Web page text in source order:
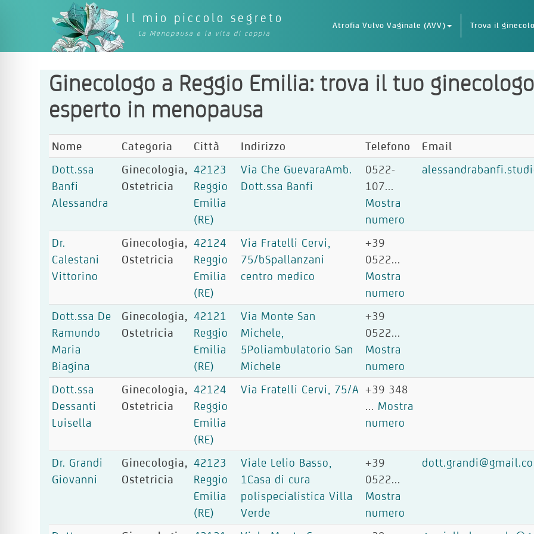
Il mio piccolo segreto
La Menopausa e la vita di coppia
Atrofia Vulvo Vaginale (AVV) Trova il
Ginecologo a Reggio Emilia: trova il tuo
esperto in menopausa
Nome Categoria Città Indirizzo Telefono
Email
Dott.ssa
Banfi
Alessandra
Ginecologia,
Ostetricia
42123
Reggio
Emilia
(RE)
Via Che GuevaraAmb.
Dott.ssa Banfi
0522-
107...
Mostra
numero
Dr.
Calestani
Vittorino
Ginecologia,
Ostetricia
42124
Reggio
Emilia
(RE)
Via Fratelli Cervi,
75/bSpallanzani
centro medico
+39
0522...
Mostra
numero
Dott.ssa De
Ramundo
Maria
Biagina
Ginecologia,
Ostetricia
42121
Reggio
Emilia
(RE)
Via Monte San
Michele,
5Poliambulatorio San
Michele
+39
0522...
Mostra
numero
Dott.ssa
Dessanti
Luisella
Ginecologia,
Ostetricia
42124
Reggio
Emilia
(RE)
Via Fratelli Cervi, 75/A +39 348
... Mostra
numero
Dr. Grandi
Giovanni
Ginecologia,
Ostetricia
42123
Reggio
Emilia
(RE)
Viale Lelio Basso,
1Casa di cura
polispecialistica Villa
Verde
+39
0522...
Mostra
numero